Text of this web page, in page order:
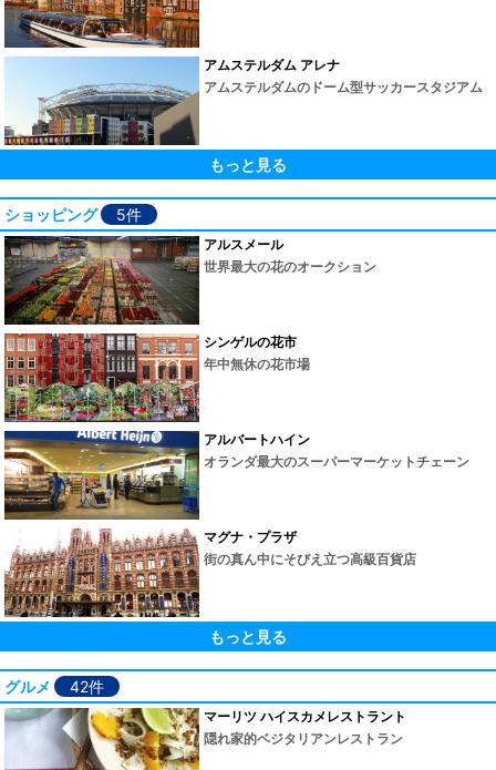
アムステルダム アレナ
アムステルダムのドーム型サッカースタジアム
もっと見る
ショッピング 5件
アルスメール
世界最大の花のオークション
シンゲルの花市
年中無休の花市場
アルバートハイン
オランダ最大のスーパーマーケットチェーン
マグナ・プラザ
街の真ん中にそびえ立つ高級百貨店
もっと見る
グルメ 42件
マーリツ ハイスカメレストラント
隠れ家的ベジタリアンレストラン